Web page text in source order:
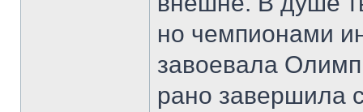
но чемпионами
завоевала
рано завершила